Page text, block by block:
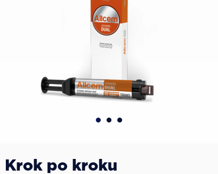
Krok po kroku